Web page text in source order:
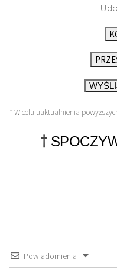
* W celu uaktualnienia
†
Powiadomienia